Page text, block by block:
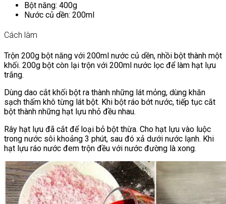
Bột năng: 400g
Nước củ dền: 200ml
Cách làm
Trộn 200g bột năng với 200ml nước củ dền, nhồi bột thành một
khối. 200g bột còn lại trộn với 200ml nước lọc để làm hạt lựu
trắng.
Dùng dao cắt khối bột ra thành những lát mỏng, dùng khăn
sạch thấm khô từng lát bột. Khi bột ráo bớt nước, tiếp tục cắt
bột thành những hạt lựu nhỏ đều nhau.
Rây hạt lựu đã cắt để loại bỏ bột thừa. Cho hạt lựu vào luộc
trong nước sôi khoảng 3 phút, sau đó xả dưới nước lạnh. Khi
hạt lựu ráo nước đem trộn đều với nước đường là xong.